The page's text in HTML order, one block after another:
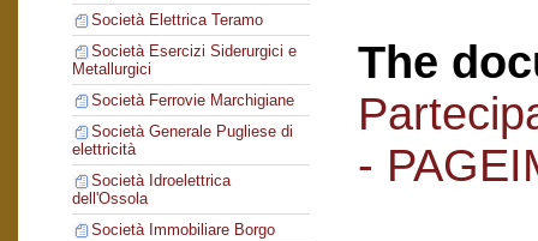
Società Elettrica Teramo
Società Esercizi Siderurgici e
Metallurgici
Società Ferrovie Marchigiane
Società Generale Pugliese di
elettricità
Società Idroelettrica
dell'Ossola
Società Immobiliare Borgo
The
-